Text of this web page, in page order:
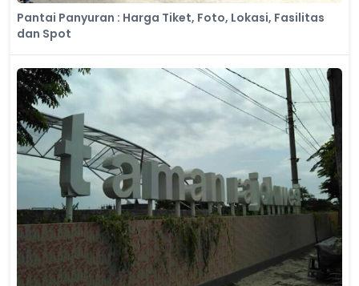
Pantai Panyuran : Harga Tiket, Foto, Lokasi, Fasilitas
dan Spot